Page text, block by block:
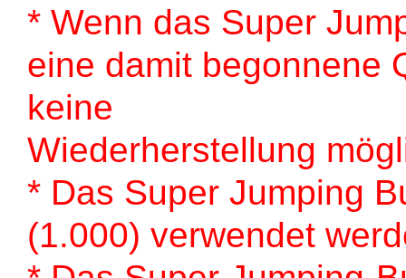
* Wenn das Super
eine damit begonnene
keine
Wiederherstellung
* Das Super Jumping
(1.000) verwendet